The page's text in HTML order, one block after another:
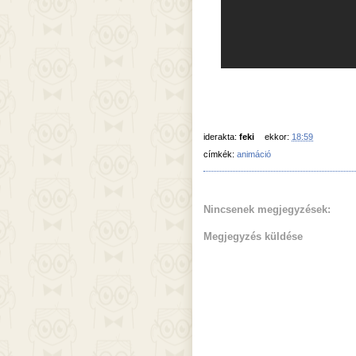
iderakta: feki ekkor: 18:59
címkék: animáció
Nincsenek megjegyzések:
Megjegyzés küldése